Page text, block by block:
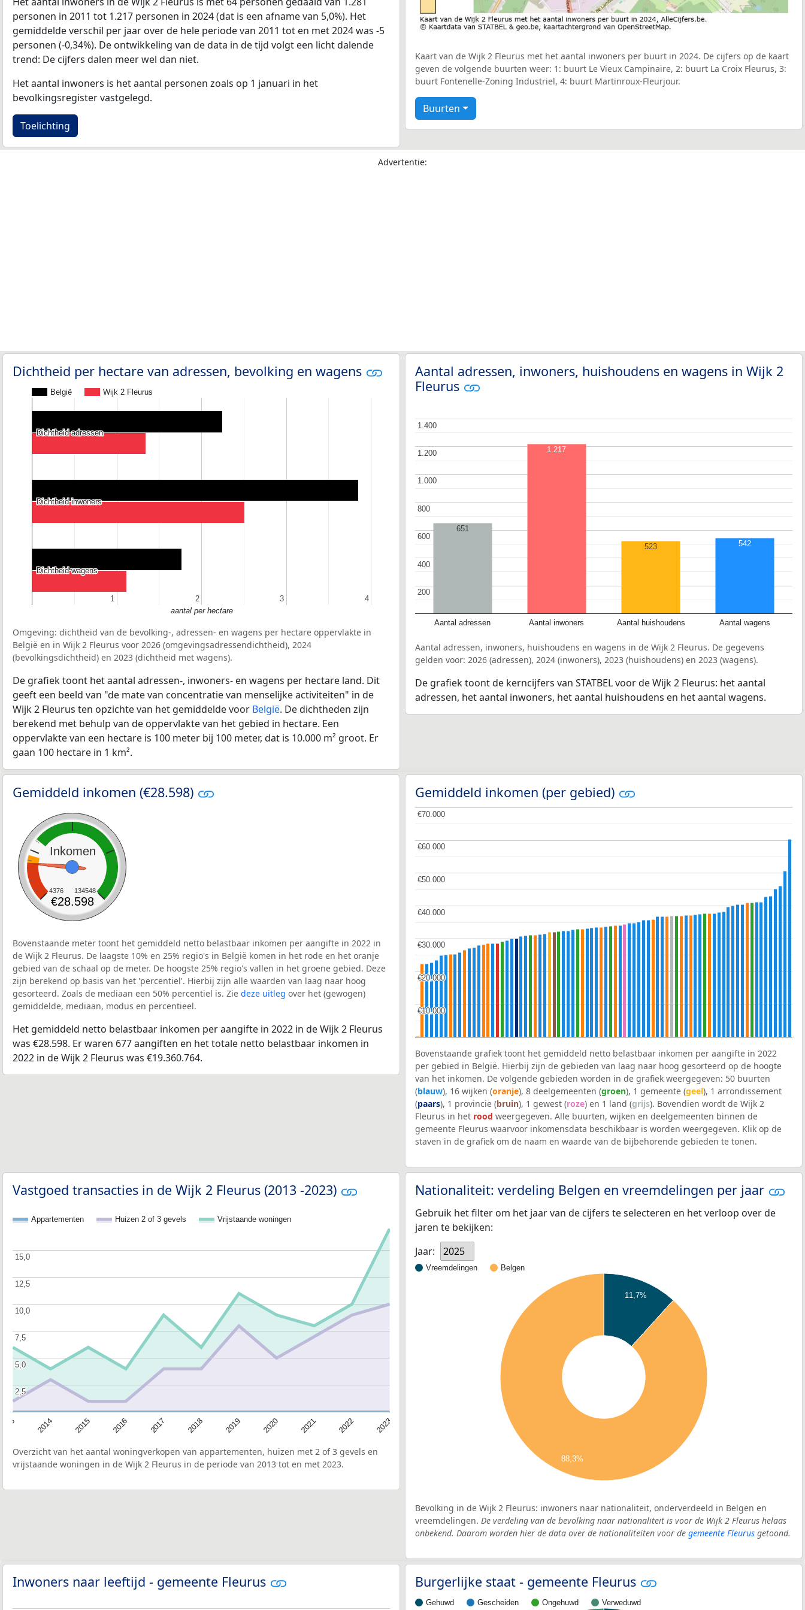
personen in 2011 tot 1.217 personen in 2024 (dat is een afname van 5,0%). Het
gemiddelde verschil per jaar over de hele periode van 2011 tot en met 2024 was -5
personen (-0,34%). De ontwikkeling van de data in de tijd volgt een licht dalende
trend: De cijfers dalen meer wel dan niet.
Het aantal inwoners is het aantal personen zoals op 1 januari in het
bevolkingsregister vastgelegd.
Toelichting
Kaart van de Wijk 2 Fleurus met het aantal inwoners per buurt in 2024. De cijfers op de kaart
geven de volgende buurten weer: 1: buurt Le Vieux Campinaire, 2: buurt La Croix Fleurus, 3:
buurt Fontenelle-Zoning Industriel, 4: buurt Martinroux-Fleurjour.
Buurten
Advertentie:
Dichtheid per hectare van adressen, bevolking en wagens
België Wijk 2 Fleurus
11 2
2 3
3 4
4
Dichtheid adressen
Dichtheid adressen
Dichtheid inwoners
Dichtheid inwoners
Dichtheid wagens
Dichtheid wagens
aantal per hectare
Omgeving: dichtheid van de bevolking-, adressen- en wagens per hectare oppervlakte in
België en in Wijk 2 Fleurus voor 2026 (omgevingsadressendichtheid), 2024
(bevolkingsdichtheid) en 2023 (dichtheid met wagens).
De grafiek toont het aantal adressen-, inwoners- en wagens per hectare land. Dit
geeft een beeld van "de mate van concentratie van menselijke activiteiten" in de
Wijk 2 Fleurus ten opzichte van het gemiddelde voor België. De dichtheden zijn
berekend met behulp van de oppervlakte van het gebied in hectare. Een
oppervlakte van een hectare is 100 meter bij 100 meter, dat is 10.000 m² groot. Er
gaan 100 hectare in 1 km².
Aantal adressen, inwoners, huishoudens en wagens in Wijk 2
Fleurus
Aantal adressen Aantal inwoners Aantal huishoudens Aantal wagens
200
200
400
400
600
600
800
800
1.000
1.000
1.200
1.200
1.400
1.400
651
1.217
523 542
Aantal adressen, inwoners, huishoudens en wagens in de Wijk 2 Fleurus. De gegevens
gelden voor: 2026 (adressen), 2024 (inwoners), 2023 (huishoudens) en 2023 (wagens).
De grafiek toont de kerncijfers van STATBEL voor de Wijk 2 Fleurus: het aantal
adressen, het aantal inwoners, het aantal huishoudens en het aantal wagens.
Gemiddeld inkomen (€28.598)
Inkomen
4376 134548
€28.598
Bovenstaande meter toont het gemiddeld netto belastbaar inkomen per aangifte in 2022 in
de Wijk 2 Fleurus. De laagste 10% en 25% regio's in België komen in het rode en het oranje
gebied van de schaal op de meter. De hoogste 25% regio's vallen in het groene gebied. Deze
zijn berekend op basis van het 'percentiel'. Hierbij zijn alle waarden van laag naar hoog
gesorteerd. Zoals de mediaan een 50% percentiel is. Zie deze uitleg over het (gewogen)
gemiddelde, mediaan, modus en percentieel.
Het gemiddeld netto belastbaar inkomen per aangifte in 2022 in de Wijk 2 Fleurus
was €28.598. Er waren 677 aangiften en het totale netto belastbaar inkomen in
2022 in de Wijk 2 Fleurus was €19.360.764.
Gemiddeld inkomen (per gebied)
€10.000
€10.000
€20.000
€20.000
€30.000
€30.000
€40.000
€40.000
€50.000
€50.000
€60.000
€60.000
€70.000
€70.000
Bovenstaande grafiek toont het gemiddeld netto belastbaar inkomen per aangifte in 2022
per gebied in België. Hierbij zijn de gebieden van laag naar hoog gesorteerd op de hoogte
van het inkomen. De volgende gebieden worden in de grafiek weergegeven: 50 buurten
(blauw), 16 wijken (oranje), 8 deelgemeenten (groen), 1 gemeente (geel), 1 arrondissement
(paars), 1 provincie (bruin), 1 gewest (roze) en 1 land (grijs). Bovendien wordt de Wijk 2
Fleurus in het rood weergegeven. Alle buurten, wijken en deelgemeenten binnen de
gemeente Fleurus waarvoor inkomensdata beschikbaar is worden weergegeven. Klik op de
staven in de grafiek om de naam en waarde van de bijbehorende gebieden te tonen.
Vastgoed transacties in de Wijk 2 Fleurus (2013 -2023)
Appartementen Huizen 2 of 3 gevels Vrijstaande woningen
2014 2015 2016 2017 2018 2019 2020 2021 2022 2023
2,5
2,5
5,0
5,0
7,5
7,5
10,0
10,0
12,5
12,5
15,0
15,0
Overzicht van het aantal woningverkopen van appartementen, huizen met 2 of 3 gevels en
vrijstaande woningen in de Wijk 2 Fleurus in de periode van 2013 tot en met 2023.
Nationaliteit: verdeling Belgen en vreemdelingen per jaar
Gebruik het filter om het jaar van de cijfers te selecteren en het verloop over de
jaren te bekijken:
Jaar:
2025
Vreemdelingen Belgen
11,7%
88,3%
Bevolking in de Wijk 2 Fleurus: inwoners naar nationaliteit, onderverdeeld in Belgen en
vreemdelingen. De verdeling van de bevolking naar nationaliteit is voor de Wijk 2 Fleurus helaas
onbekend. Daarom worden hier de data over de nationaliteiten voor de gemeente Fleurus getoond.
Inwoners naar leeftijd - gemeente Fleurus Burgerlijke staat - gemeente Fleurus
Gehuwd Gescheiden Ongehuwd Verweduwd